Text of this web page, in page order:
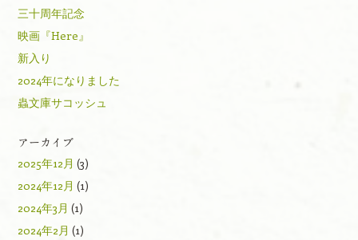
三十周年記念
映画『Here』
新入り
2024年になりました
蟲文庫サコッシュ
アーカイブ
2025年12月 (3)
2024年12月 (1)
2024年3月 (1)
2024年2月 (1)